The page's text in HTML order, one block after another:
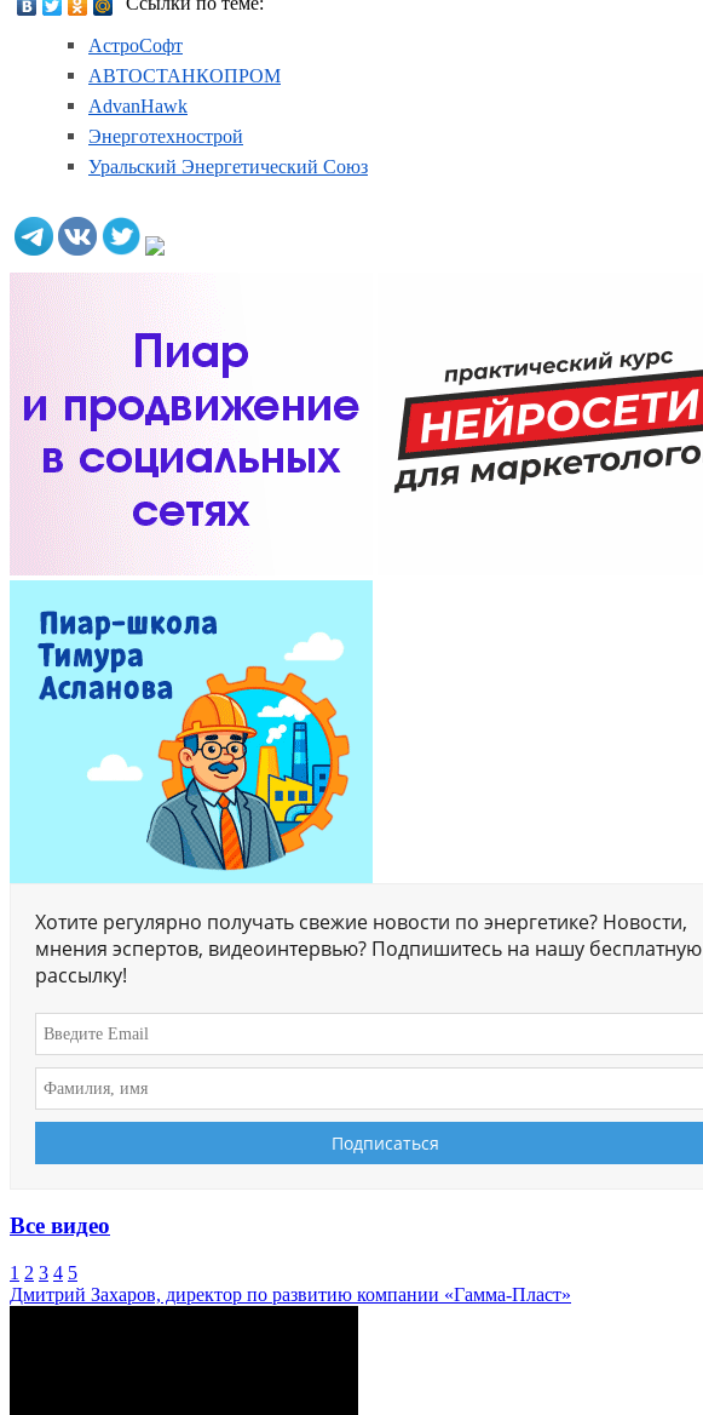
АстроСофт
АВТОСТАНКОПРОМ
AdvanHawk
Энерготехнострой
Уральский Энергетический Союз
Хотите регулярно получать свежие новости по энергетике? Новости,
мнения эспертов, видеоинтервью? Подпишитесь на нашу бесплатную
рассылку!
Все видео
1 2 3 4 5
Дмитрий Захаров, директор по развитию компании «Гамма-Пласт»